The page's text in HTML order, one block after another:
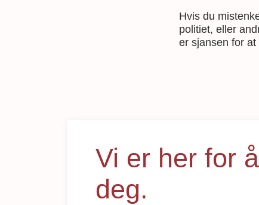
Hvis du
politiet, eller
er sjansen for
Vi er her for
deg.